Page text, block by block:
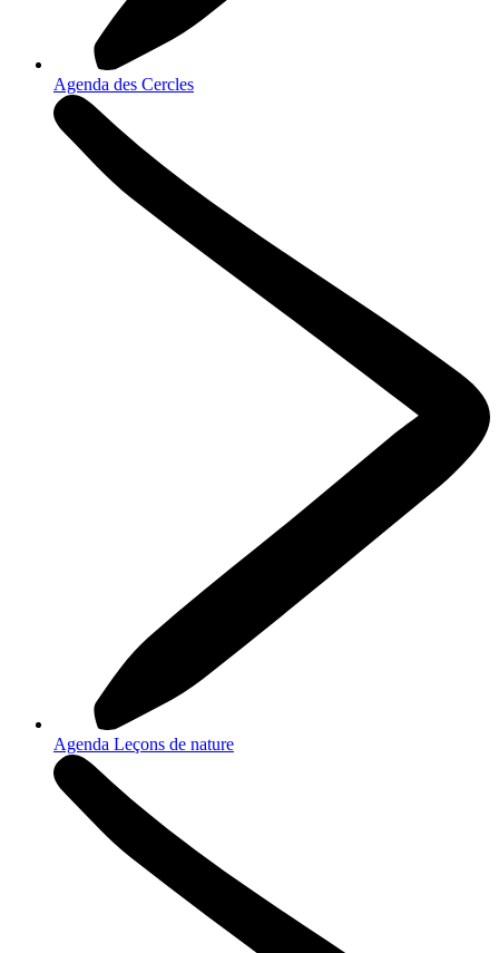
Agenda des Cercles
Agenda Leçons de nature